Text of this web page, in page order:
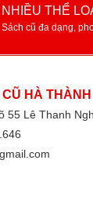
NHIỀU THỂ
Sách cũ đa dạng,
HÀ THÀNH
55 Lê Thanh